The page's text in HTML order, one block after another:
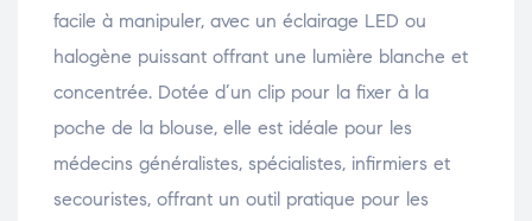
facile à manipuler, avec un éclairage LED ou
halogène puissant offrant une lumière blanche et
concentrée. Dotée d’un clip pour la fixer à la
poche de la blouse, elle est idéale pour les
médecins généralistes, spécialistes, infirmiers et
secouristes, offrant un outil pratique pour les